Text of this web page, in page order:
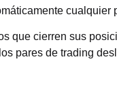
cualquier
que cierren sus
pares de trading